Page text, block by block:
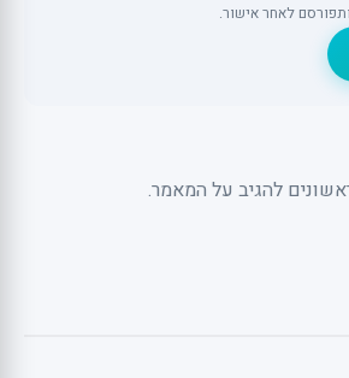
לאחר אישור.
להגיב על המאמר.